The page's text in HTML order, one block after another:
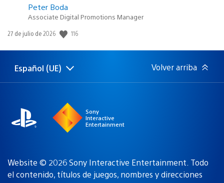
Peter Boda
Associate Digital Promotions Manager
Fecha
publicación:
27 de julio de 2026 116
Selecciona
una
Región
actual:
Español (UE) Volver arriba
Sony
Interactive
Entertainment
Website © 2026 Sony Interactive Entertainment. Todo
el contenido, títulos de juegos, nombres y direcciones